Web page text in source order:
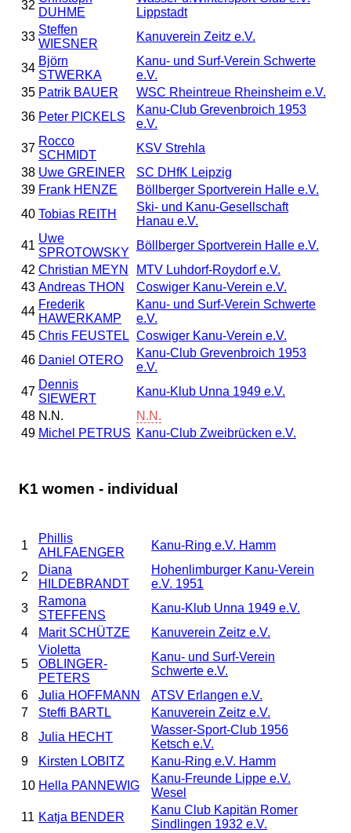
32
DUHME
Lippstadt
33
Steffen
WIESNER
Kanuverein Zeitz e.V.
34
Björn
STWERKA
Kanu- und Surf-Verein Schwerte
e.V.
35 Patrik BAUER
WSC Rheintreue Rheinsheim e.V.
36 Peter PICKELS
Kanu-Club Grevenbroich 1953
e.V.
37
Rocco
SCHMIDT
KSV Strehla
38 Uwe GREINER
SC DHfK Leipzig
39 Frank HENZE
Böllberger Sportverein Halle e.V.
40 Tobias REITH
Ski- und Kanu-Gesellschaft
Hanau e.V.
41
Uwe
SPROTOWSKY
Böllberger Sportverein Halle e.V.
42 Christian MEYN
MTV Luhdorf-Roydorf e.V.
43 Andreas THON
Coswiger Kanu-Verein e.V.
44
Frederik
HAWERKAMP
Kanu- und Surf-Verein Schwerte
e.V.
45 Chris FEUSTEL Coswiger Kanu-Verein e.V.
46 Daniel OTERO
Kanu-Club Grevenbroich 1953
e.V.
47
Dennis
SIEWERT
Kanu-Klub Unna 1949 e.V.
48 N.N.
N.N.
49 Michel PETRUS Kanu-Club Zweibrücken e.V.
K1 women - individual
1
Phillis
AHLFAENGER
Kanu-Ring e.V. Hamm
2
Diana
HILDEBRANDT
Hohenlimburger Kanu-Verein
e.V. 1951
3
Ramona
STEFFENS
Kanu-Klub Unna 1949 e.V.
4
Marit SCHÜTZE Kanuverein Zeitz e.V.
5
Violetta
OBLINGER-
PETERS
Kanu- und Surf-Verein
Schwerte e.V.
6
Julia HOFFMANN
ATSV Erlangen e.V.
7
Steffi BARTL
Kanuverein Zeitz e.V.
8
Julia HECHT
Wasser-Sport-Club 1956
Ketsch e.V.
9
Kirsten LOBITZ
Kanu-Ring e.V. Hamm
10 Hella PANNEWIG
Kanu-Freunde Lippe e.V.
Wesel
11 Katja BENDER
Kanu Club Kapitän Romer
Sindlingen 1932 e.V.